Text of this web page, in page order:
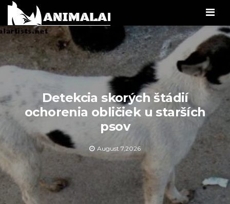
Detekcia skorých štádií
ochorenia obličiek u starších
psov
August 7,2026